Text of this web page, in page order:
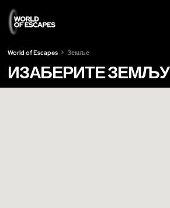
World of Escapes Земље
ИЗАБЕРИТЕ ЗЕМЉУ